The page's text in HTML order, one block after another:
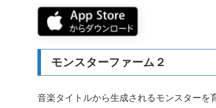
モンスターファーム２
音楽タイトルから生成されるモンスターを